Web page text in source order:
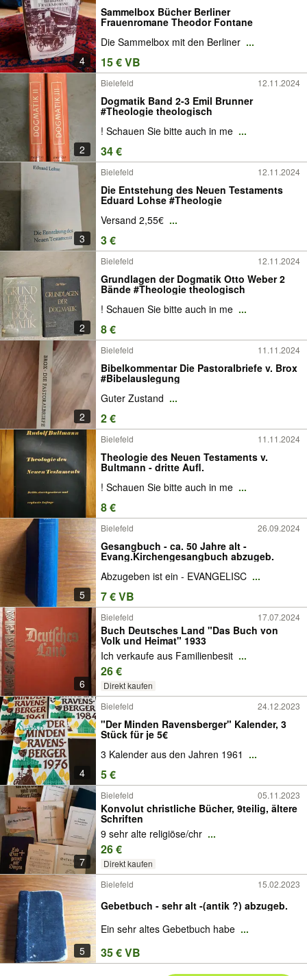
4
Sammelbox Bücher Berliner
Frauenromane Theodor Fontane
Die Sammelbox mit den Berliner ...
15 € VB
2
Bielefeld 12.11.2024
Dogmatik Band 2-3 Emil Brunner
#Theologie theologisch
! Schauen Sie bitte auch in me ...
34 €
3
Bielefeld 12.11.2024
Die Entstehung des Neuen Testaments
Eduard Lohse #Theologie
Versand 2,55€ ...
3 €
2
Bielefeld 12.11.2024
Grundlagen der Dogmatik Otto Weber 2
Bände #Theologie theologisch
! Schauen Sie bitte auch in me ...
8 €
2
Bielefeld 11.11.2024
Bibelkommentar Die Pastoralbriefe v. Brox
#Bibelauslegung
Guter Zustand ...
2 €
Bielefeld 11.11.2024
Theologie des Neuen Testaments v.
Bultmann - dritte Aufl.
! Schauen Sie bitte auch in me ...
8 €
5
Bielefeld 26.09.2024
Gesangbuch - ca. 50 Jahre alt -
Evang.Kirchengesangbuch abzugeb.
Abzugeben ist ein - EVANGELISC ...
7 € VB
6
Bielefeld 17.07.2024
Buch Deutsches Land "Das Buch von
Volk und Heimat" 1933
Ich verkaufe aus Familienbesit ...
26 €
Direkt kaufen
4
Bielefeld 24.12.2023
"Der Minden Ravensberger" Kalender, 3
Stück für je 5€
3 Kalender aus den Jahren 1961 ...
5 €
7
Bielefeld 05.11.2023
Konvolut christliche Bücher, 9teilig, ältere
Schriften
9 sehr alte religiöse/chr ...
26 €
Direkt kaufen
5
Bielefeld 15.02.2023
Gebetbuch - sehr alt -(antik ?) abzugeb.
Ein sehr altes Gebetbuch habe ...
35 € VB